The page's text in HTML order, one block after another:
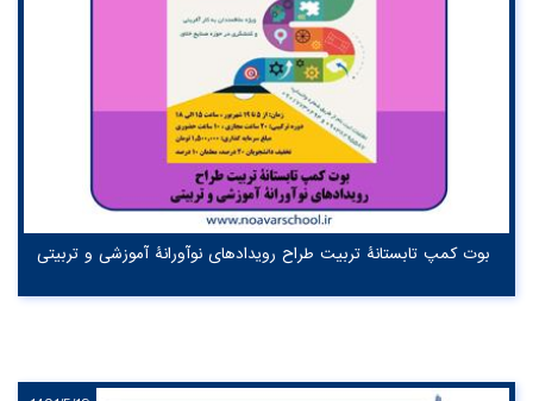
بوت کمپ تابستانۀ تربیت طراح رویدادهای نوآورانۀ آموزشی و تربیتی